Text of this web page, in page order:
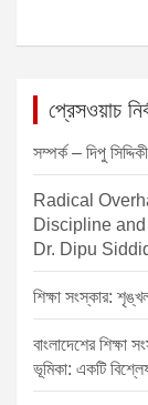
প্রেসওয়াচ
সম্পর্ক – দিপু সিদ্দিকী
Radical
Discipline
Dr. Dipu
শিক্ষা সংস্কার:
বাংলাদেশের শিক্ষা
ভূমিকা: একটি